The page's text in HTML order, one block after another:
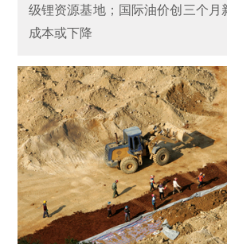
级锂资源基地；国际油价创三个月
成本或下降